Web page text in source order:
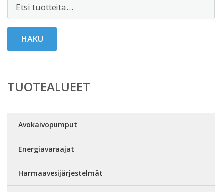
HAKU
TUOTEALUEET
Avokaivopumput
Energiavaraajat
Harmaavesijärjestelmät